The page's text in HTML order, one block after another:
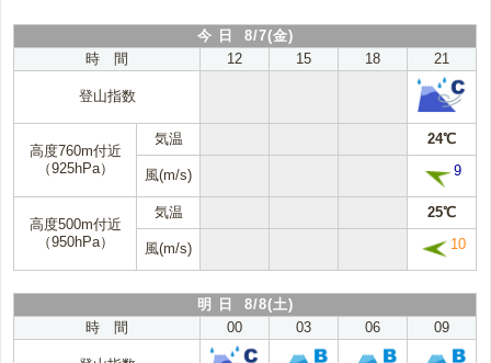
今 日 8/7(金)
時 間
12 15 18 21
登山指数
高度760m付近
（925hPa）
気温 24℃
風(m/s) 9
高度500m付近
（950hPa）
気温 25℃
風(m/s) 10
明 日 8/8(土)
時 間
00 03 06 09